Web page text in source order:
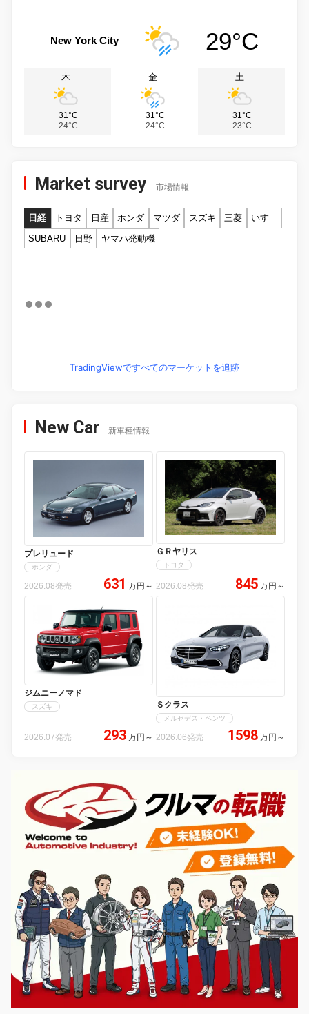
New York City 29°C
木
31°C
24°C
金
31°C
24°C
土
31°C
23°C
Market survey 市場情報
日経 トヨタ 日産 ホンダ マツダ スズキ 三菱
いすゞ
SUBARU
日野 ヤマハ発動機
TradingViewですべてのマーケットを追跡
New Car 新車種情報
プレリュード
ホンダ
2026.08発売 631 万円 ～
ＧＲヤリス
トヨタ
2026.08発売 845 万円 ～
ジムニーノマド
スズキ
2026.07発売 293 万円 ～
Ｓクラス
メルセデス・ベンツ
2026.06発売 1598 万円 ～